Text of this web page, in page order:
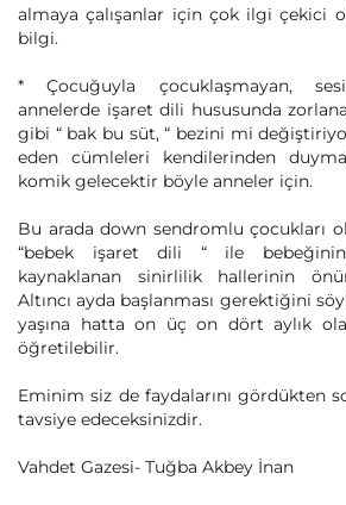
almaya çalışanlar için çok ilgi çekici
bilgi.
* Çocuğuyla çocuklaşmayan,
annelerde işaret dili hususunda
gibi “ bak bu süt, “ bezini mi
eden cümleleri kendilerinden
komik gelecektir böyle anneler için.
Bu arada down sendromlu çocukları
“bebek işaret dili “ ile bebeğinin
kaynaklanan sinirlilik hallerinin
Altıncı ayda başlanması gerektiğini
yaşına hatta on üç on dört aylık
öğretilebilir.
Eminim siz de faydalarını gördükten
tavsiye edeceksinizdir.
Vahdet Gazesi- Tuğba Akbey İnan